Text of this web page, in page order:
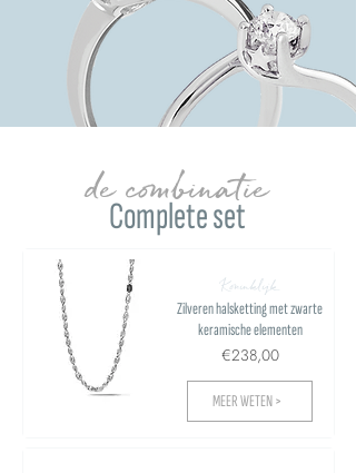
Complete set
de combinatie
Koninklijk
Zilveren halsketting met zwarte
keramische elementen
€238,00
MEER WETEN >